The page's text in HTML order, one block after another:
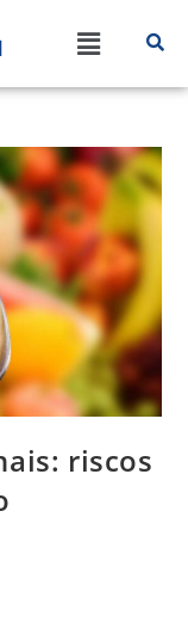
riscos